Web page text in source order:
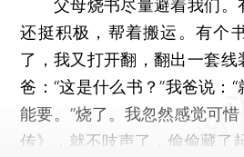
父母烧书尽量避着我们。
还挺积极，帮着搬运。有个
了，我又打开翻，翻出一套
爸：“这是什么书？”我爸说：
能要。”烧了。我忽然感觉可
传》，就不吱声了，偷偷藏了